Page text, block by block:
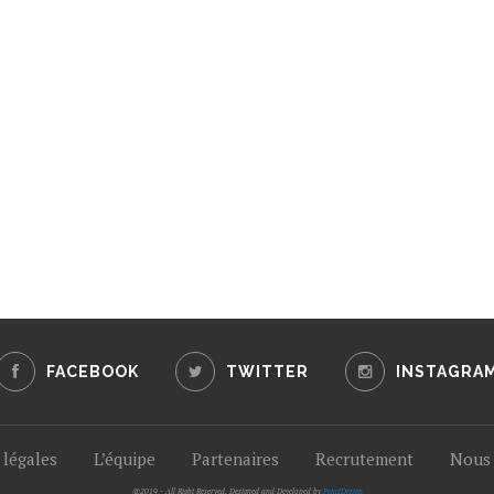
FACEBOOK TWITTER INSTAGRAM
L’équipe Partenaires Recrutement
@2019 - All Right Reserved. Designed and Developed by PenciDesign